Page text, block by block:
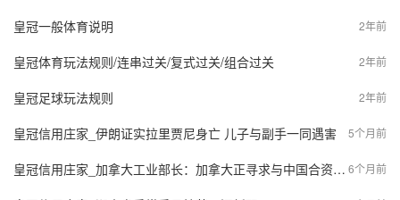
2年前
皇冠一般体育说明
2年前
皇冠体育玩法规则/连串过关/复式过关/组合过关
2年前
皇冠足球玩法规则
5个月前
皇冠信用庄家_伊朗证实拉里贾尼身亡 儿子与副手一同遇害
6个月前
皇冠信用庄家_加拿大工业部长：加拿大正寻求与中国合资建厂，生产电动汽车并出口全球